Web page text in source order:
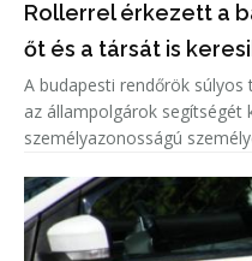
Rollerrel érkezett a
őt és a társát is
A budapesti rendőrök
az állampolgárok segítségét
személyazonosságú